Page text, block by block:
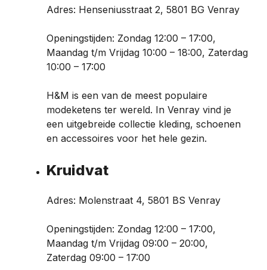
Adres: Henseniusstraat 2, 5801 BG Venray
Openingstijden: Zondag 12:00 – 17:00,
Maandag t/m Vrijdag 10:00 – 18:00, Zaterdag
10:00 – 17:00
H&M is een van de meest populaire
modeketens ter wereld. In Venray vind je
een uitgebreide collectie kleding, schoenen
en accessoires voor het hele gezin.
Kruidvat
Adres: Molenstraat 4, 5801 BS Venray
Openingstijden: Zondag 12:00 – 17:00,
Maandag t/m Vrijdag 09:00 – 20:00,
Zaterdag 09:00 – 17:00